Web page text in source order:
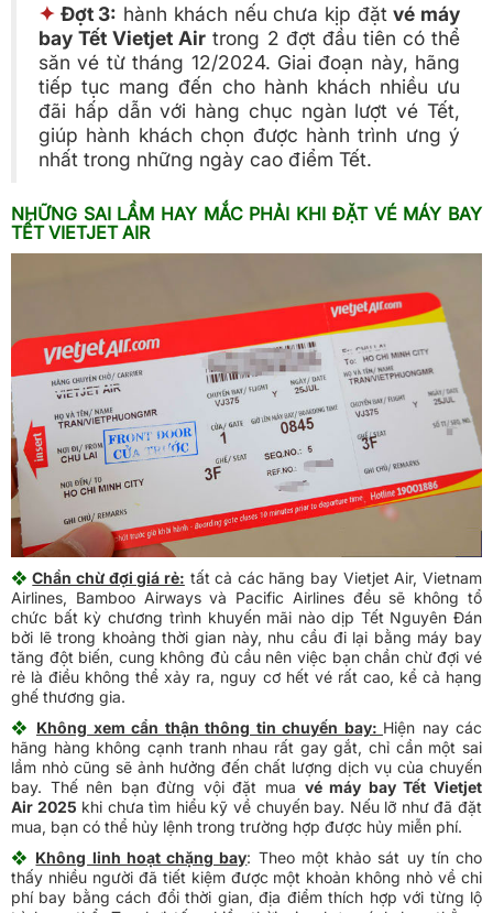
✦ Đợt 3: hành khách nếu chưa kịp đặtvé máy
bay Tết Vietjet Air trong 2 đợt đầu tiên có thể
săn vé từ tháng 12/2024. Giai đoạn này, hãng
tiếp tục mang đến cho hành khách nhiều ưu
đãi hấp dẫn với hàng chục ngàn lượt vé Tết,
giúp hành khách chọn được hành trình ưng ý
nhất trong những ngày cao điểm Tết.
NHỮNG SAI LẦM HAY MẮC PHẢI KHI ĐẶT VÉ MÁY BAY
TẾT VIETJET AIR
❖Chần chừ đợi giá rẻ: tất cả các hãng bay Vietjet Air, Vietnam
Airlines, Bamboo Airways và Pacific Airlines đều sẽ không tổ
chức bất kỳ chương trình khuyến mãi nào dịp Tết Nguyên Đán
bởi lẽ trong khoảng thời gian này, nhu cầu đi lại bằng máy bay
tăng đột biến, cung không đủ cầu nên việc bạn chần chừ đợi vé
rẻ là điều không thể xảy ra, nguy cơ hết vé rất cao, kể cả hạng
ghế thương gia.
❖ Không xem cẩn thận thông tin chuyến bay: Hiện nay các
hãng hàng không cạnh tranh nhau rất gay gắt, chỉ cần một sai
lầm nhỏ cũng sẽ ảnh hưởng đến chất lượng dịch vụ của chuyến
bay. Thế nên bạn đừng vội đặt mua vé máy bay Tết Vietjet
Air 2025 khi chưa tìm hiểu kỹ về chuyến bay. Nếu lỡ như đã đặt
mua, bạn có thể hủy lệnh trong trường hợp được hủy miễn phí.
❖ Không linh hoạt chặng bay: Theo một khảo sát uy tín cho
thấy nhiều người đã tiết kiệm được một khoản không nhỏ về chi
phí bay bằng cách đổi thời gian, địa điểm thích hợp với từng lộ